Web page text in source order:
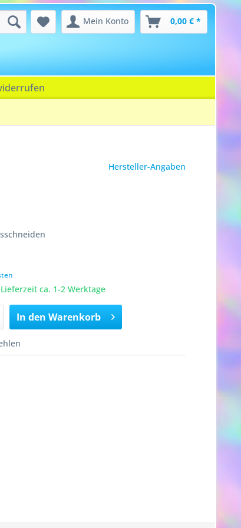
Mein Konto 0,00 € *
Hersteller-Angaben
ca. 1-2 Werktage
In den Warenkorb